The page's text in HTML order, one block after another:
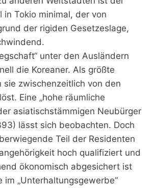
in Tokio minimal, der von
der rigiden Gesetzeslage,
unter den Ausländern
die Koreaner. Als größte
sie zwischenzeitlich von den
Eine „hohe räumliche
asiatischstämmigen Neubürger
lässt sich beobachten. Doch
Teil der Residenten
hoch qualifiziert und
ökonomisch abgesichert ist
im „Unterhaltungsgewerbe“